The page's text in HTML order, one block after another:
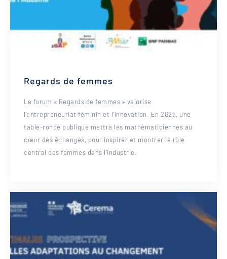
Regards de femmes
Le forum « Regards de femmes » valorise
l’entrepreneuriat féminin et l’innovation. En 2025, une
table-ronde publique mettra les mathématiciennes au
cœur des échanges, pour inspirer et montrer le rôle
central des femmes dans l’industrie.